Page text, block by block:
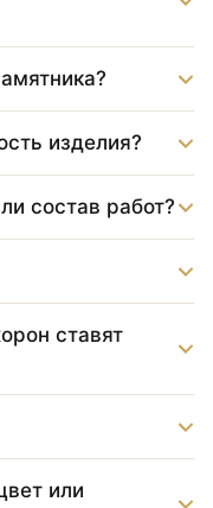
изделия?
состав работ?
ставят
или